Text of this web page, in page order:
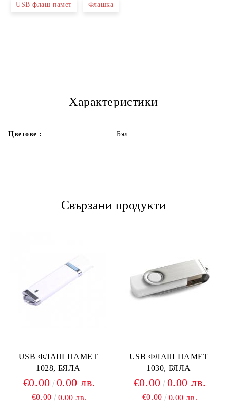
USB флаш памет Флашка
Характеристики
Цветове : Бял
Свързани продукти
USB ФЛАШ ПАМЕТ
1028, БЯЛА
€0.00 0.00 лв.
€0.00 0.00 лв.
USB ФЛАШ ПАМЕТ
1030, БЯЛА
€0.00 0.00 лв.
€0.00 0.00 лв.